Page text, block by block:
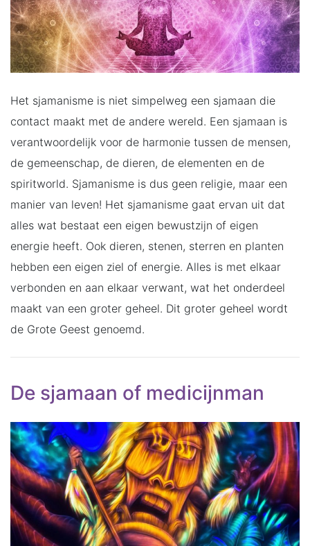
Het sjamanisme is niet simpelweg een sjamaan die
contact maakt met de andere wereld. Een sjamaan is
verantwoordelijk voor de harmonie tussen de mensen,
de gemeenschap, de dieren, de elementen en de
spiritworld. Sjamanisme is dus geen religie, maar een
manier van leven! Het sjamanisme gaat ervan uit dat
alles wat bestaat een eigen bewustzijn of eigen
energie heeft. Ook dieren, stenen, sterren en planten
hebben een eigen ziel of energie. Alles is met elkaar
verbonden en aan elkaar verwant, wat het onderdeel
maakt van een groter geheel. Dit groter geheel wordt
de Grote Geest genoemd.
De sjamaan of medicijnman